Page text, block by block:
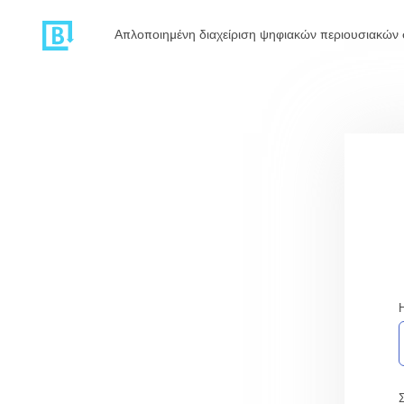
Απλοποιημένη διαχείριση ψηφιακών περιουσιακών